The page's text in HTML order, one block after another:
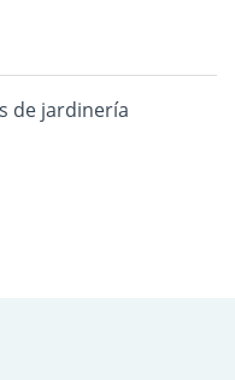
de jardinería